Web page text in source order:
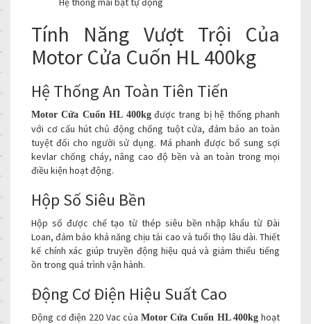
Tính Năng Vượt Trội Của
Motor Cửa Cuốn HL 400kg
Hệ Thống An Toàn Tiên Tiến
Motor Cửa Cuốn HL 400kgđược trang bị hệ thống phanh
với cơ cấu hút chủ động chống tuột cửa, đảm bảo an toàn
tuyệt đối cho người sử dụng. Má phanh được bổ sung sợi
kevlar chống cháy, nâng cao độ bền và an toàn trong mọi
điều kiện hoạt động.
Hộp Số Siêu Bền
Hộp số được chế tạo từ thép siêu bền nhập khẩu từ Đài
Loan, đảm bảo khả năng chịu tải cao và tuổi thọ lâu dài. Thiết
kế chính xác giúp truyền động hiệu quả và giảm thiểu tiếng
ồn trong quá trình vận hành.
Động Cơ Điện Hiệu Suất Cao
Động cơ điện 220 Vac của Motor Cửa Cuốn HL 400kg hoạt